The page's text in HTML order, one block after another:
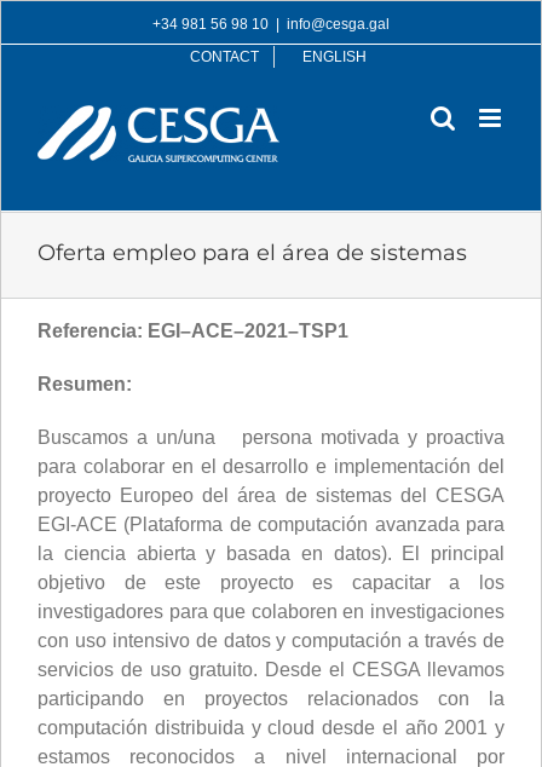
to
+34 981 56 98 10
info@cesga.gal
CONTACT
ENGLISH
Oferta empleo para el área de sistemas
Referencia: EGI –ACE–2021–TS P1
Resumen:
Buscamos a un/una persona motivada y proactiva
para colaborar en el desarrollo e implementación del
proyecto Europeo del área de sistemas del CESGA
EGI-ACE (Plataforma de computación avanzada para
la ciencia abierta y basada en datos). El principal
objetivo de este proyecto es capacitar a los
investigadores para que colaboren en investigaciones
con uso intensivo de datos y computación a través de
servicios de uso gratuito. Desde el CESGA llevamos
participando en proyectos relacionados con la
computación distribuida y cloud desde el año 2001 y
estamos reconocidos a nivel internacional por